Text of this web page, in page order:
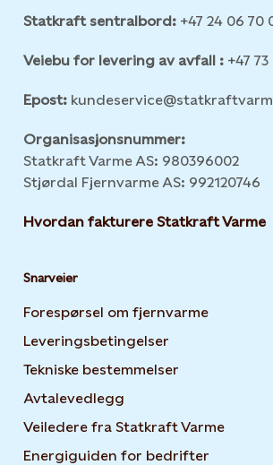
Statkraft sentralbord: +47 24 06 70
Veiebu for levering av avfall : +47
Epost:
Organisasjonsnummer:
Statkraft Varme AS: 980396002
Stjørdal Fjernvarme AS: 992120746
Hvordan fakturere Statkraft Varme
Snarveier
Forespørsel om fjernvarme
Leveringsbetingelser
Tekniske bestemmelser
Avtalevedlegg
Veiledere fra Statkraft Varme
Energiguiden for bedrifter